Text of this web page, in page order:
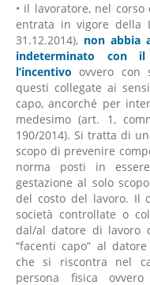
• il lavoratore, nel
entrata in vigore della
31.12.2014), non abbia
indeterminato con
l’incentivo ovvero con
questi collegate ai
capo, ancorché per
medesimo (art. 1,
190/2014). Si tratta di
scopo di prevenire
norma posti in
gestazione al solo
del costo del lavoro. Il
società controllate o
dal/al datore di lavoro
“facenti capo” al
che si riscontra nel
persona fisica